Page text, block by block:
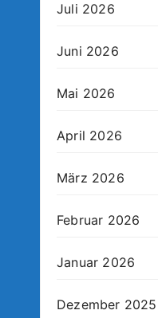
Juli 2026
Juni 2026
Mai 2026
April 2026
März 2026
Februar 2026
Januar 2026
Dezember 2025